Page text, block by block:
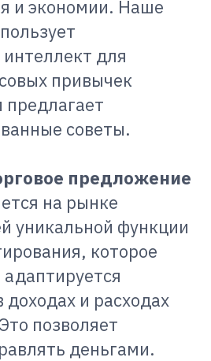
и экономии. Наше
для
привычек
предлагает
советы.
предложение
на рынке
уникальной функции
которое
и расходах
позволяет
деньгами.